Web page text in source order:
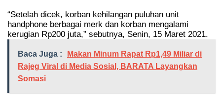
“Setelah dicek, korban kehilangan puluhan unit
handphone berbagai merk dan korban mengalami
kerugian Rp200 juta,” sebutnya, Senin, 15 Maret 2021.
Baca Juga :
Makan Minum Rapat Rp1,49 Miliar di
Rajeg Viral di Media Sosial, BARATA Layangkan
Somasi